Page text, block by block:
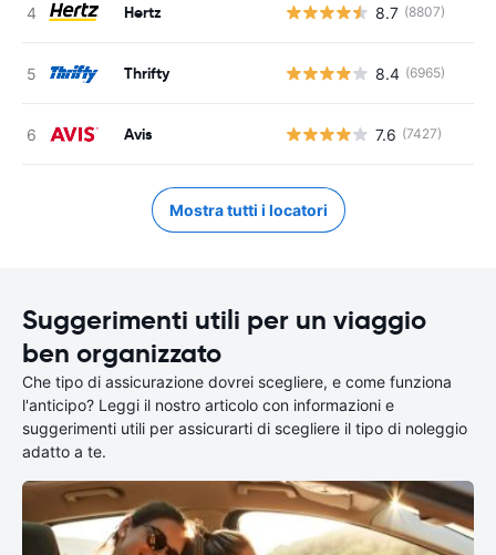
Hertz 8.7 (8807)
Thrifty 8.4 (6965)
Avis 7.6 (7427)
Mostra tutti i locatori
Suggerimenti utili per un viaggio
ben organizzato
Che tipo di assicurazione dovrei scegliere, e come funziona
l'anticipo? Leggi il nostro articolo con informazioni e
suggerimenti utili per assicurarti di scegliere il tipo di noleggio
adatto a te.